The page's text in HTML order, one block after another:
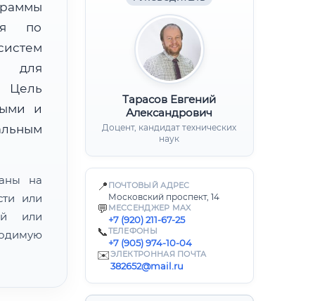
Тарасов Евгений
Александрович
Доцент, кандидат технических
наук
📍 ПОЧТОВЫЙ АДРЕС
Московский проспект, 14
💬 МЕССЕНДЖЕР MAX
+7 (920) 211-67-25
📞ТЕЛЕФОНЫ
+7 (905) 974-10-04
✉️ЭЛЕКТРОННАЯ ПОЧТА
382652@mail.ru
по
для
Цель
и
на
или
или